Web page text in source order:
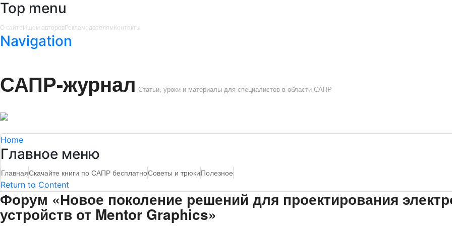
Top menu
О сайтеИщем авторовРекламодателямКонтакты
Navigation
САПР-журнал Статьи, уроки и материалы для специалистов в области САПР
Home
Главное меню
ГлавнаяСкачайте книги по САПР бесплатноСоветы и трюкиПолезное
Return to Content
Форум «Новое поколение решений для проектирования
устройств от Mentor Graphics»